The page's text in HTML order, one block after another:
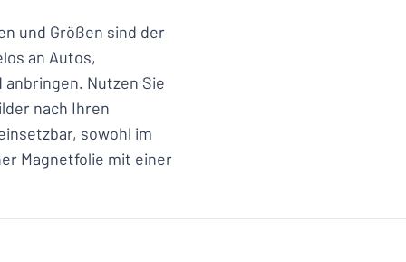
und Größen sind der
an Autos,
Nutzen Sie
nach Ihren
sowohl im
Magnetfolie mit einer